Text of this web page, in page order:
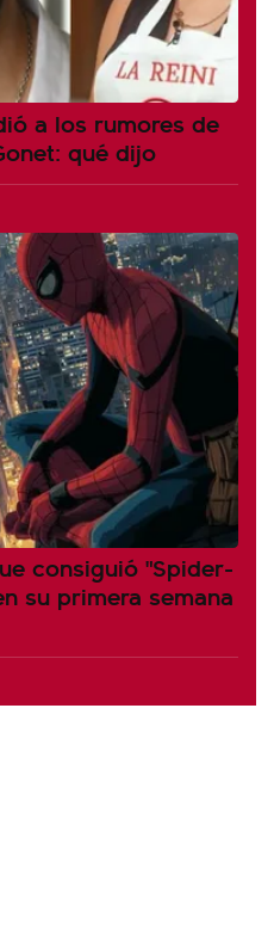
a los rumores de
qué dijo
consiguió "Spider-
su primera semana